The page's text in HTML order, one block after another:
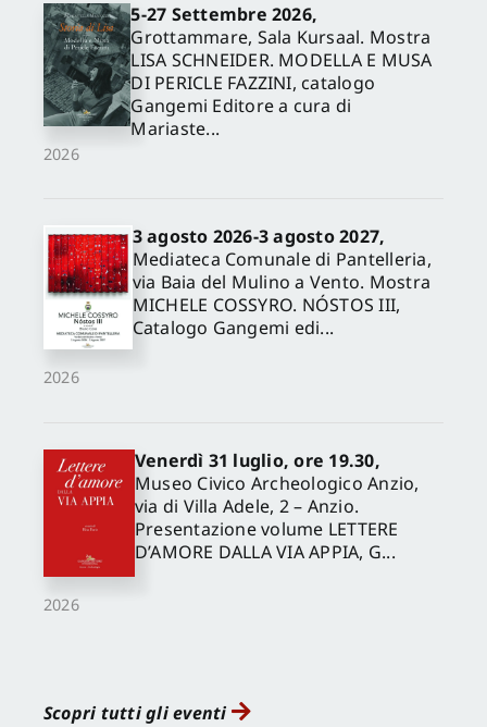
2026
5-27 Settembre 2026,
Grottammare, Sala Kursaal. Mostra
LISA SCHNEIDER. MODELLA E MUSA
DI PERICLE FAZZINI, catalogo
Gangemi Editore a cura di
Mariaste...
2026
3 agosto 2026-3 agosto 2027,
Mediateca Comunale di Pantelleria,
via Baia del Mulino a Vento. Mostra
MICHELE COSSYRO. NÓSTOS III,
Catalogo Gangemi edi...
2026
Venerdì 31 luglio, ore 19.30,
Museo Civico Archeologico Anzio,
via di Villa Adele, 2 – Anzio.
Presentazione volume LETTERE
D’AMORE DALLA VIA APPIA, G...
Scopri tutti gli eventi